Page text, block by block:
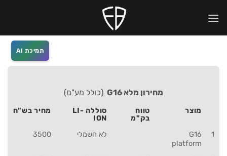
מחירון מלא G16 (כולל מע"מ)
מוצר
טווח
בק"מ
סוללה LI-
ION
מחיר בש"ח
1
G16
platform
לא חשמלי 3500
תמיכת AI